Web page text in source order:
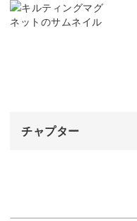
光沢が出せるように。
ジェルをたっぷりのせ
チャプター